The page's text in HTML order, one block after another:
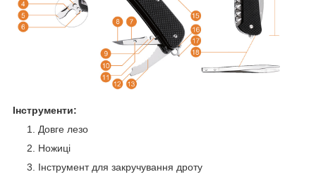
Інструменти:
Довге лезо
Ножиці
Інструмент для закручування дроту